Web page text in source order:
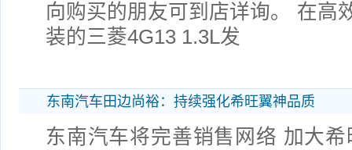
向购买的朋友可到店详询。 在高
装的三菱4G13 1.3L发
东南汽车田边尚裕：持续强化希旺翼神品质
东南汽车将完善销售网络 加大